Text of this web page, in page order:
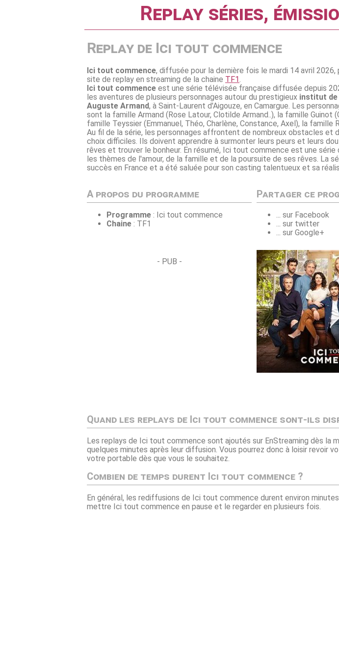
Replay séries,
Replay de Ici tout commence
Ici tout commence, diffusée pour la dernière fois le mardi 14 avril
site de replay en streaming de la chaine TF1.
Ici tout commence est une série télévisée française diffusée depuis
les aventures de plusieurs personnages autour du prestigieux institut
Auguste Armand, à Saint-Laurent d'Aigouze, en Camargue. Les
sont la famille Armand (Rose Latour, Clotilde Armand..), la famille Guinot
famille Teyssier (Emmanuel, Théo, Charlène, Constance, Axel), la famille
Au fil de la série, les personnages affrontent de nombreux obstacles et
choix difficiles. Ils doivent apprendre à surmonter leurs peurs et leurs
rêves et trouver le bonheur. En résumé, Ici tout commence est une série
les thèmes de l'amour, de la famille et de la poursuite de ses rêves. La
succès en France et a été saluée pour son casting talentueux et sa
A propos du programme
Programme : Ici tout commence
Chaine : TF1
Partager ce
... sur Facebook
... sur twitter
... sur Google+
- PUB -
Quand les replays de Ici tout commence sont-ils
Les replays de Ici tout commence sont ajoutés sur EnStreaming dès la
quelques minutes après leur diffusion. Vous pourrez donc à loisir revoir
votre portable dès que vous le souhaitez.
Combien de temps durent Ici tout commence ?
En général, les rediffusions de Ici tout commence durent environ
mettre Ici tout commence en pause et le regarder en plusieurs fois.